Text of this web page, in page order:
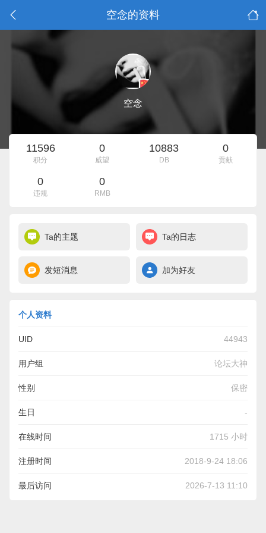
空念的资料
空念
11596
积分
0
威望
10883
DB
0
贡献
0
违规
0
RMB
Ta的主题 Ta的日志
发短消息 加为好友
个人资料
UID 44943
用户组 论坛大神
性别 保密
生日 -
在线时间 1715 小时
注册时间 2018-9-24 18:06
最后访问 2026-7-13 11:10